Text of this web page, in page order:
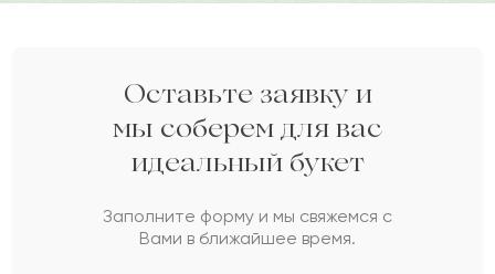
Дарите своим близким любовь вместе с Pro-buket.
Т 2022-08-26
Талап
2022-08-12
Нурберген
2022-07-07
Карим
Бернар
Оставьте заявку и
мы соберем для вас
идеальный букет
Заполните форму и мы свяжемся с
Вами в ближайшее время.